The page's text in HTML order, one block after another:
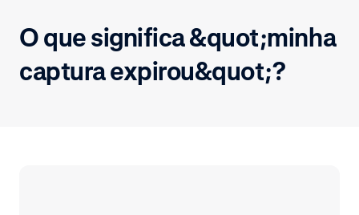
O que significa &quot;minha
captura expirou&quot;?